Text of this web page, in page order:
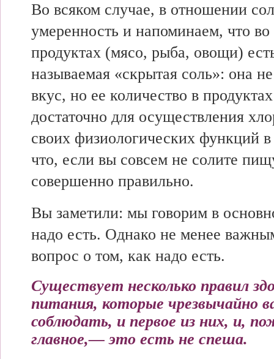
Во всяком случае, в отношении
умеренность и напоминаем, что
продуктах (мясо, рыба, овощи)
называемая «скрытая соль»: она
вкус, но ее количество в
достаточно для осуществления
своих физиологических функций
что, если вы совсем не солите
совершенно правильно.
Вы заметили: мы говорим в
надо есть. Однако не менее
вопрос о том, как надо есть.
Существует несколько правил
питания, которые чрезвычайно
соблюдать, и первое из них, и,
главное,— это есть не спеша.